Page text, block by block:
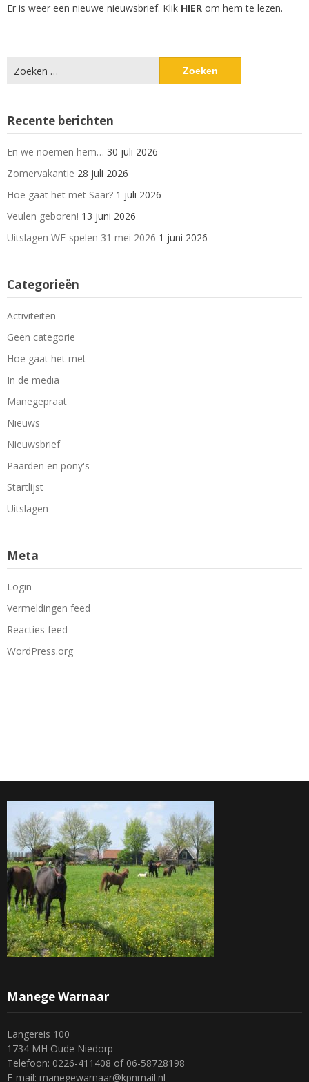
Er is weer een nieuwe nieuwsbrief. Klik HIER om hem te lezen.
Zoeken
naar:
Recente berichten
En we noemen hem… 30 juli 2026
Zomervakantie 28 juli 2026
Hoe gaat het met Saar? 1 juli 2026
Veulen geboren! 13 juni 2026
Uitslagen WE-spelen 31 mei 2026 1 juni 2026
Categorieën
Activiteiten
Geen categorie
Hoe gaat het met
In de media
Manegepraat
Nieuws
Nieuwsbrief
Paarden en pony's
Startlijst
Uitslagen
Meta
Login
Vermeldingen feed
Reacties feed
WordPress.org
Manege Warnaar
Langereis 100
1734 MH Oude Niedorp
Telefoon: 0226-411408 of 06-58728198
E-mail: manegewarnaar@kpnmail.nl